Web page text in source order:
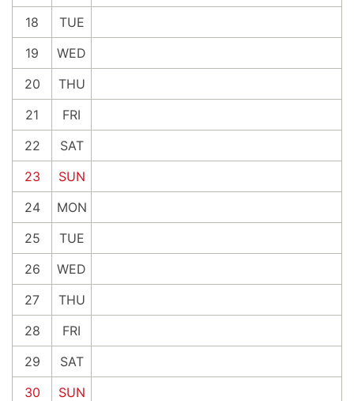
18
TUE
19
WED
20
THU
21
FRI
22
SAT
23
SUN
24
MON
25
TUE
26
WED
27
THU
28
FRI
29
SAT
30
SUN